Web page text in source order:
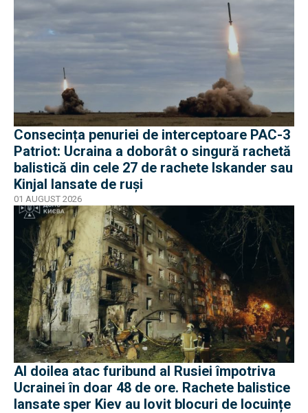
Consecința penuriei de interceptoare PAC-3
Patriot: Ucraina a doborât o singură rachetă
balistică din cele 27 de rachete Iskander sau
Kinjal lansate de ruși
01 AUGUST 2026
Al doilea atac furibund al Rusiei împotriva
Ucrainei în doar 48 de ore. Rachete balistice
lansate sper Kiev au lovit blocuri de locuințe